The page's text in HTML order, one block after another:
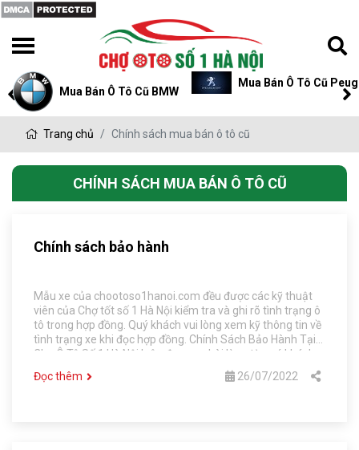
Mua Bán Ô Tô Cũ BMW
Mua Bán Ô Tô Cũ
Trang chủ Chính sách mua bán ô tô cũ
CHÍNH SÁCH MUA BÁN Ô TÔ CŨ
Chính sách bảo hành
Mẫu xe của chootoso1hanoi.com đều được các kỹ thuật
viên của Chợ tốt số 1 Hà Nội kiểm tra và ghi rõ tình trạng ô
tô trong hợp đồng. Quý khách vui lòng xem kỹ thông tin về
tình trạng xe khi đọc hợp đồng. Chính Sách Bảo Hành Tại
Chợ Ô Tô Số 1 Hà Nội luôn được sự hài lòng từ quý khách
Đọc thêm 26/07/2022